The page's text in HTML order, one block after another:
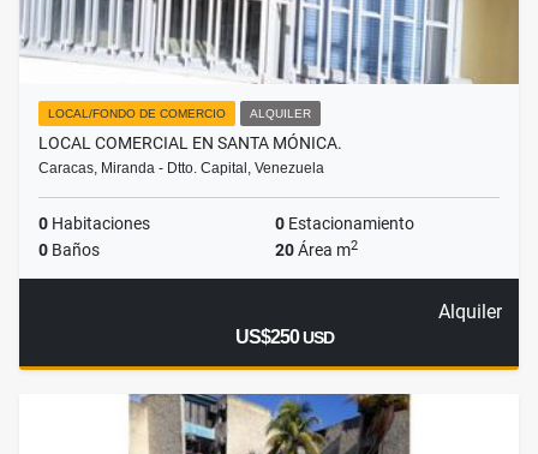
LOCAL/FONDO DE COMERCIO ALQUILER
LOCAL COMERCIAL EN SANTA MÓNICA.
Caracas, Miranda - Dtto. Capital, Venezuela
0 Habitaciones 0 Estacionamiento
0 Baños 20Área m2
Alquiler
US$250USD